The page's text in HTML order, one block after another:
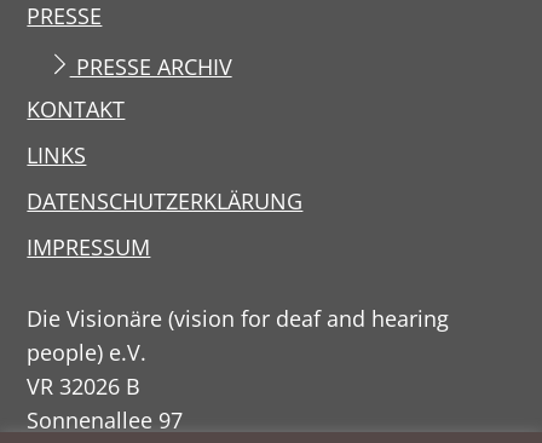
PRESSE
PRESSE ARCHIV
KONTAKT
LINKS
DATENSCHUTZERKLÄRUNG
IMPRESSUM
Die Visionäre (vision for deaf and hearing
people) e.V.
VR 32026 B
Sonnenallee 97